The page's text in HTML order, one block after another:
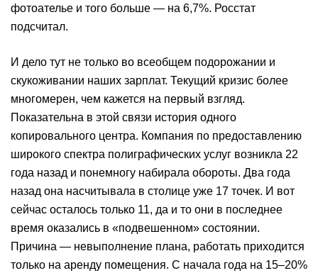
фотоателье и того больше — на 6,7%. Росстат
подсчитал.
И дело тут не только во всеобщем подорожании и
скукоживании наших зарплат. Текущий кризис более
многомерен, чем кажется на первый взгляд.
Показательна в этой связи история одного
копировального центра. Компания по предоставлению
широкого спектра полиграфических услуг возникла 22
года назад и понемногу набирала обороты. Два года
назад она насчитывала в столице уже 17 точек. И вот
сейчас осталось только 11, да и то они в последнее
время оказались в «подвешенном» состоянии.
Причина — невыполнение плана, работать приходится
только на аренду помещения. С начала года на 15–20%